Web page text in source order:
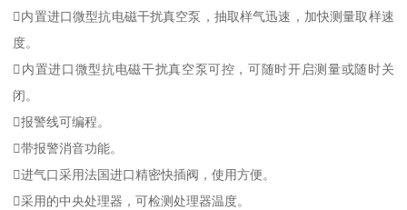
内置进口微型抗电磁干扰真空泵，抽取样气迅速，加快测量取样速
度。
内置进口微型抗电磁干扰真空泵可控，可随时开启测量或随时关
闭。
报警线可编程。
带报警消音功能。
进气口采用法国进口精密快插阀，使用方便。
采用的中央处理器，可检测处理器温度。